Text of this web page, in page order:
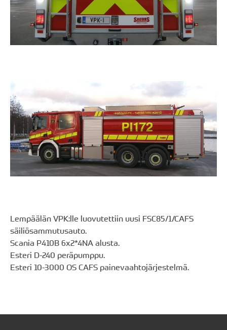
Lempäälän VPK:lle luovutettiin uusi FSC85/1/CAFS
säiliösammutusauto.
Scania P410B 6x2*4NA alusta.
Esteri D-240 peräpumppu.
Esteri 10-3000 OS CAFS painevaahtojärjestelmä.